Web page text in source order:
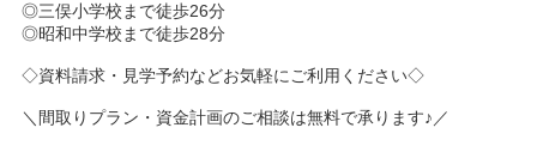
◎三俣小学校まで徒歩26分
◎昭和中学校まで徒歩28分
◇資料請求・見学予約などお気軽にご利用ください◇
＼間取りプラン・資金計画のご相談は無料で承ります♪／